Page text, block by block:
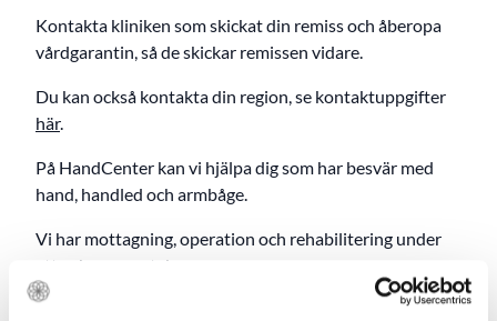
Kontakta kliniken som skickat din remiss och åberopa
vårdgarantin, så de skickar remissen vidare.
Du kan också kontakta din region, se kontaktuppgifter
här.
På HandCenter kan vi hjälpa dig som har besvär med
hand, handled och armbåge.
Vi har mottagning, operation och rehabilitering under
ett och samma tak.
Alla våra läkare är specialister inom sitt område med